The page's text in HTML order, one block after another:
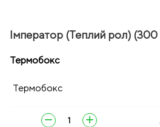
Імператор (Теплий рол) (300
Термобокс
Термобокс
remove add